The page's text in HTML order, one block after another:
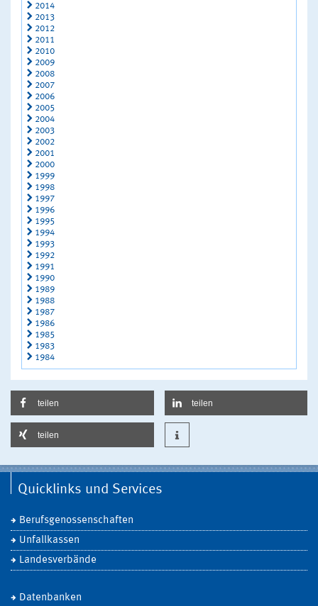
2014
2013
2012
2011
2010
2009
2008
2007
2006
2005
2004
2003
2002
2001
2000
1999
1998
1997
1996
1995
1994
1993
1992
1991
1990
1989
1988
1987
1986
1985
1983
1984
teilen teilen
teilen
Quicklinks und Services
Berufsgenossenschaften
Unfallkassen
Landesverbände
Datenbanken